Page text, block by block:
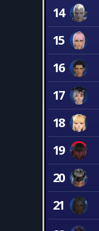
14
15
16
17
18
19
20
21